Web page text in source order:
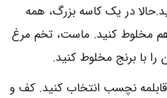
در یک کاسه بزرگ، همه
هم مخلوط کنید. ماست، تخم مرغ
را با برنج مخلوط کنید.
نچسب انتخاب کنید. کف و